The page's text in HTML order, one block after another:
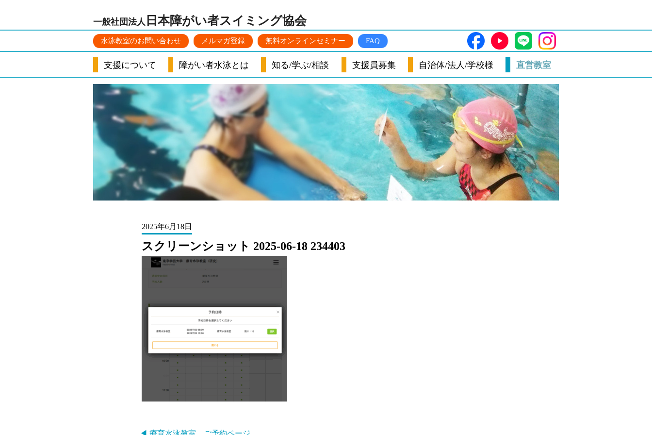
一般社団法人 日本障がい者スイミング協会
水泳教室のお問い合わせ メルマガ登録 無料オンラインセミナー FAQ
支援について 障がい者水泳とは 知る/学ぶ/相談 支援員募集 自治体/法人/学校様 直営教室
2025年6月18日
スクリーンショット 2025-06-18 234403